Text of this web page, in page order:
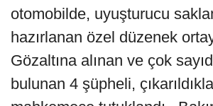
otomobilde, uyuşturucu
hazırlanan özel düzenek
Gözaltına alınan ve çok
bulunan 4 şüpheli,